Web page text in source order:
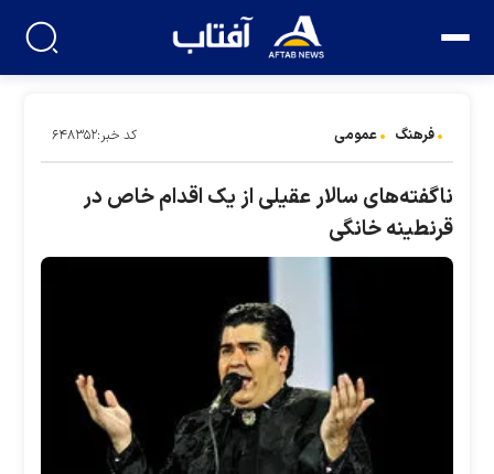
فرهنگ عمومی کد خبر:۶۴۸۳۵۲
ناگفته‌های سالار عقیلی از یک اقدام خاص در
قرنطینه خانگی